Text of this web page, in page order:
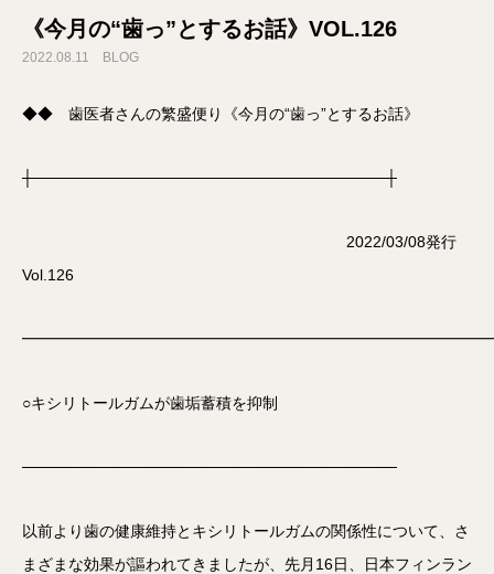
《今月の“歯っ”とするお話》VOL.126
2022.08.11 BLOG
◆◆ 歯医者さんの繁盛便り《今月の“歯っ”とするお話》
┼────────────────────────────────┼
2022/03/08発行
Vol.126
○キシリトールガムが歯垢蓄積を抑制
──────────────────────────────────
以前より歯の健康維持とキシリトールガムの関係性について、さ
まざまな効果が謳われてきましたが、先月16日、日本フィンラン